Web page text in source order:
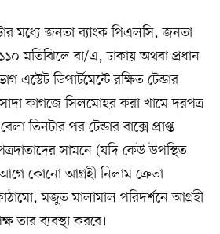
মধ্যে জনতা ব্যাংক পিএলসি, জনতা
মতিঝিলে বা/এ, ঢাকায় অথবা প্রধান
এস্টেট ডিপার্টমেন্টে রক্ষিত টেন্ডার
সাদা কাগজে সিলমোহর করা খামে দরপত্র
তিনটার পর টেন্ডার বাক্সে প্রাপ্ত
সামনে (যদি কেউ উপস্থিত
কোনো আগ্রহী নিলাম ক্রেতা
মজুত মালামাল পরিদর্শনে আগ্রহী
তার ব্যবস্থা করবে।